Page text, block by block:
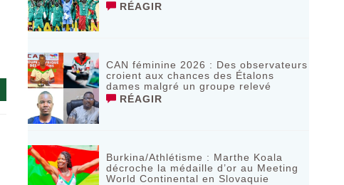
RÉAGIR
CAN féminine 2026 : Des observateurs
croient aux chances des Étalons
dames malgré un groupe relevé
RÉAGIR
Burkina/Athlétisme : Marthe Koala
décroche la médaille d’or au Meeting
World Continental en Slovaquie ‎